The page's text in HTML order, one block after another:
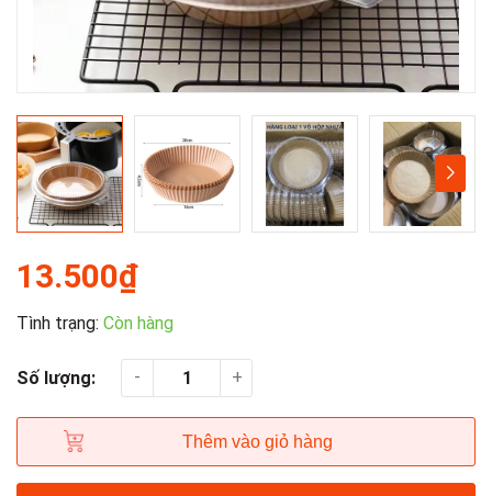
13.500₫
Tình trạng: Còn hàng
Số lượng: - +
Thêm vào giỏ hàng